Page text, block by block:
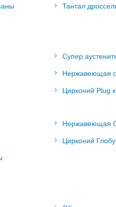
Тантал
Супер
Нержавеющая
Цирконий Plug
Нержавеющая
Цирконий